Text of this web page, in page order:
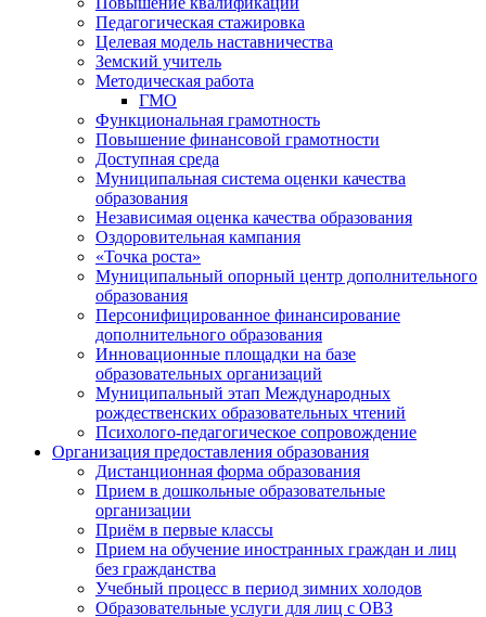
Педагогическая стажировка
Целевая модель наставничества
Земский учитель
Методическая работа
ГМО
Функциональная грамотность
Повышение финансовой грамотности
Доступная среда
Муниципальная система оценки качества
образования
Независимая оценка качества образования
Оздоровительная кампания
«Точка роста»
Муниципальный опорный центр дополнительного
образования
Персонифицированное финансирование
дополнительного образования
Инновационные площадки на базе
образовательных организаций
Муниципальный этап Международных
рождественских образовательных чтений
Психолого-педагогическое сопровождение
Организация предоставления образования
Дистанционная форма образования
Прием в дошкольные образовательные
организации
Приём в первые классы
Прием на обучение иностранных граждан и лиц
без гражданства
Учебный процесс в период зимних холодов
Образовательные услуги для лиц с ОВЗ